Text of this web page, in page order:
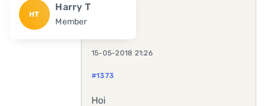
HT
Harry T
Member
15-05-2018 21:26
#1373
Hoi